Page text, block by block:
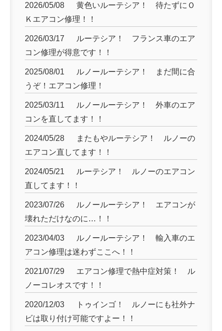
2026/05/08
黄色いルーテシア！ 待たずにＯ
Ｋエアコン修理！！
2026/03/17
ルーテシア！ フランス車のエア
コン修理が得意です！！
2025/08/01
ルノールーテシア！ まだ間に合
うぞ！エアコン修理！
2025/03/11
ルノールーテシア！ 外車のエア
コンを直してます！！
2024/05/28
またもやルーテシア！ ルノーの
エアコン直してます！！
2024/05/21
ルーテシア！ ルノーのエアコン
直してます！！
2023/07/26
ルノールーテシア！ エアコンが
壊れただけなのに…！！
2023/04/03
ルノールーテシア！ 輸入車のエ
アコン修理は迷わずここへ！！
2021/07/29
エアコン修理で熱中症対策！ ル
ノーコレオスです！！
2020/12/03
トゥインゴ！ ルノーにも社外ナ
ビは取り付け可能ですよー！！